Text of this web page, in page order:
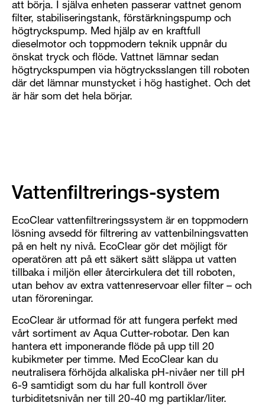
att börja. I själva enheten passerar vattnet genom
filter, stabiliseringstank, förstärkningspump och
högtryckspump. Med hjälp av en kraftfull
dieselmotor och toppmodern teknik uppnår du
önskat tryck och flöde. Vattnet lämnar sedan
högtryckspumpen via högtrycksslangen till roboten
där det lämnar munstycket i hög hastighet. Och det
är här som det hela börjar.
Vattenfiltrerings-system
EcoClear vattenfiltreringssystem är en toppmodern
lösning avsedd för filtrering av vattenbilningsvatten
på en helt ny nivå. EcoClear gör det möjligt för
operatören att på ett säkert sätt släppa ut vatten
tillbaka i miljön eller återcirkulera det till roboten,
utan behov av extra vattenreservoar eller filter – och
utan föroreningar.
EcoClear är utformad för att fungera perfekt med
vårt sortiment av Aqua Cutter-robotar. Den kan
hantera ett imponerande flöde på upp till 20
kubikmeter per timme. Med EcoClear kan du
neutralisera förhöjda alkaliska pH-nivåer ner till pH
6-9 samtidigt som du har full kontroll över
turbiditetsnivån ner till 20-40 mg partiklar/liter.